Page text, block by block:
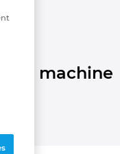
de machine